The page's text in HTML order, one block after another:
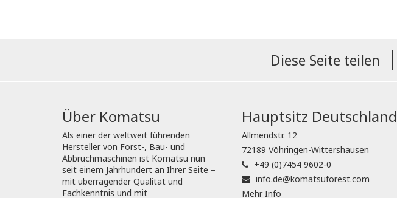
Diese Seite teilen
Über Komatsu
Als einer der weltweit führenden
Hersteller von Forst-, Bau- und
Abbruchmaschinen ist Komatsu nun
seit einem Jahrhundert an Ihrer Seite –
mit überragender Qualität und
Fachkenntnis und mit
Hauptsitz Deutschland
Allmendstr. 12
72189 Vöhringen-Wittershausen
+49 (0)7454 9602-0
info.de@komatsuforest.com
Mehr Info